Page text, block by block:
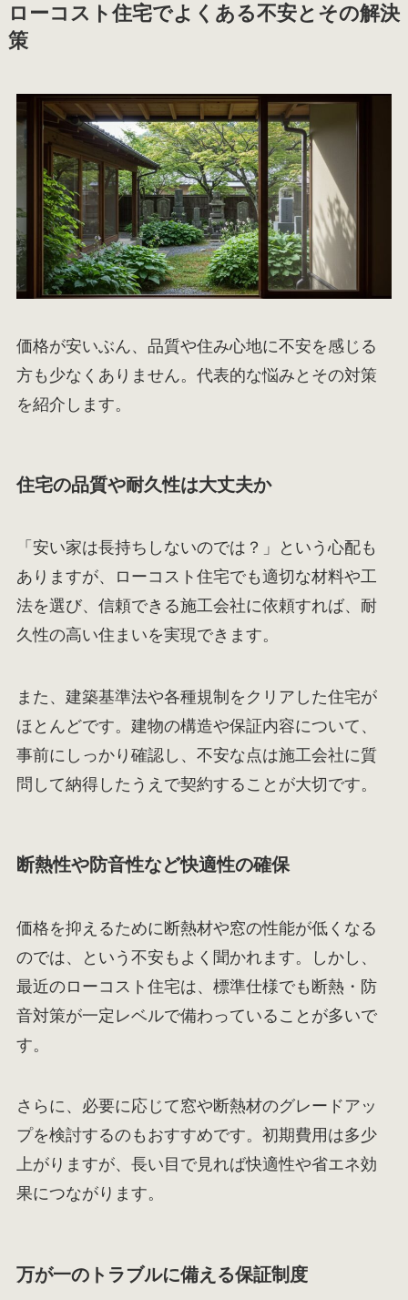
ローコスト住宅でよくある不安とその解決
策
価格が安いぶん、品質や住み心地に不安を感じる
方も少なくありません。代表的な悩みとその対策
を紹介します。
住宅の品質や耐久性は大丈夫か
「安い家は長持ちしないのでは？」という心配も
ありますが、ローコスト住宅でも適切な材料や工
法を選び、信頼できる施工会社に依頼すれば、耐
久性の高い住まいを実現できます。
また、建築基準法や各種規制をクリアした住宅が
ほとんどです。建物の構造や保証内容について、
事前にしっかり確認し、不安な点は施工会社に質
問して納得したうえで契約することが大切です。
断熱性や防音性など快適性の確保
価格を抑えるために断熱材や窓の性能が低くなる
のでは、という不安もよく聞かれます。しかし、
最近のローコスト住宅は、標準仕様でも断熱・防
音対策が一定レベルで備わっていることが多いで
す。
さらに、必要に応じて窓や断熱材のグレードアッ
プを検討するのもおすすめです。初期費用は多少
上がりますが、長い目で見れば快適性や省エネ効
果につながります。
万が一のトラブルに備える保証制度